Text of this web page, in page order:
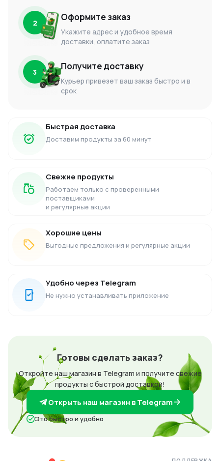
2 Оформите заказ
Укажите адрес и удобное время
доставки, оплатите заказ
3 Получите доставку
Курьер привезет ваш заказ быстро и в
срок
Быстрая доставка
Доставим продукты за 60 минут
Свежие продукты
Работаем только с проверенными
поставщиками
и регулярные акции
Хорошие цены
Выгодные предложения и регулярные акции
Удобно через Telegram
Не нужно устанавливать приложение
Готовы сделать заказ?
Откройте наш магазин в Telegram и получите свежие
продукты с быстрой доставкой!
Открыть наш магазин в Telegram
Это быстро и удобно